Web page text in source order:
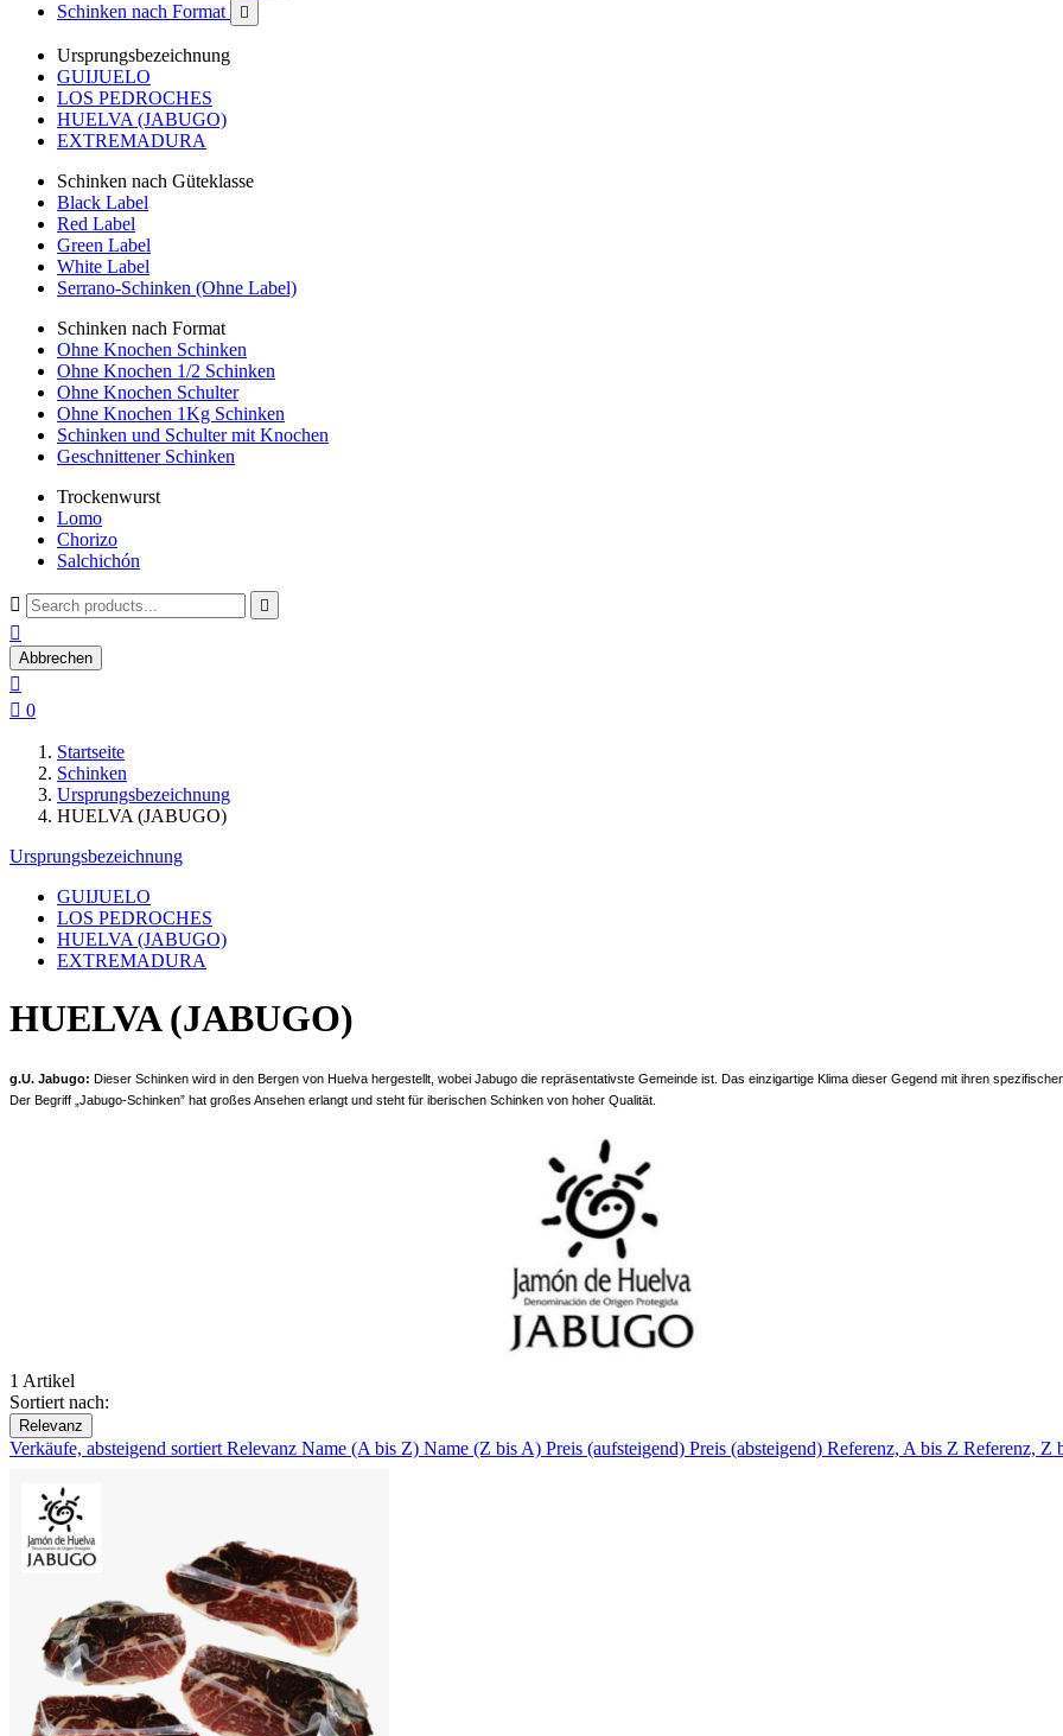
Schinken nach Format 
Ursprungsbezeichnung
GUIJUELO
LOS PEDROCHES
HUELVA (JABUGO)
EXTREMADURA
Schinken nach Güteklasse
Black Label
Red Label
Green Label
White Label
Serrano-Schinken (Ohne Label)
Schinken nach Format
Ohne Knochen Schinken
Ohne Knochen 1/2 Schinken
Ohne Knochen Schulter
Ohne Knochen 1Kg Schinken
Schinken und Schulter mit Knochen
Geschnittener Schinken
Trockenwurst
Lomo
Chorizo
Salchichón
 

Abbrechen

 0
Startseite
Schinken
Ursprungsbezeichnung
HUELVA (JABUGO)
Ursprungsbezeichnung
GUIJUELO
LOS PEDROCHES
HUELVA (JABUGO)
EXTREMADURA
HUELVA (JABUGO)
g.U. Jabugo: Dieser Schinken wird in den Bergen von Huelva hergestellt, wobei Jabugo die repräsentativste Gemeinde ist. Das einzigartige Klima dieser Gegend mit ihren
Der Begriff „Jabugo-Schinken” hat großes Ansehen erlangt und steht für iberischen Schinken von hoher Qualität.
1 Artikel
Sortiert nach:
Relevanz
Verkäufe, absteigend sortiert Relevanz Name (A bis Z) Name (Z bis A) Preis (aufsteigend) Preis (absteigend) Referenz, A bis Z Referenz, Z